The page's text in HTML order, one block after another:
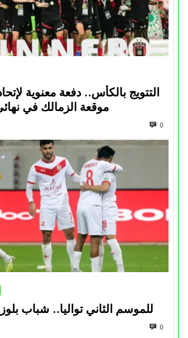
التتويج بالكأس.. دفعة معنوية
موقعة الزمالك في
0
للموسم الثاني تواليا.. شباب
0